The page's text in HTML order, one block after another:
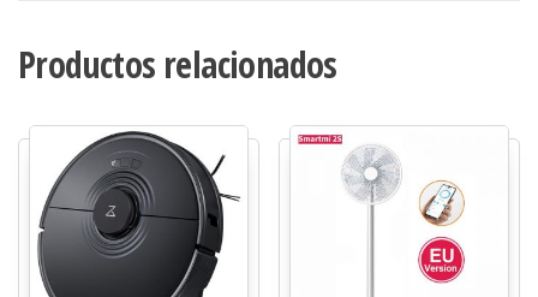
Productos relacionados